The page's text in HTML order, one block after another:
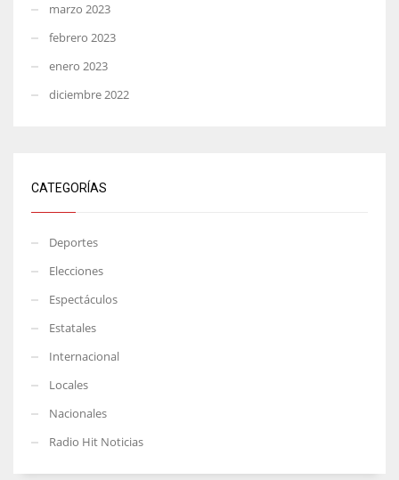
marzo 2023
febrero 2023
enero 2023
diciembre 2022
CATEGORÍAS
Deportes
Elecciones
Espectáculos
Estatales
Internacional
Locales
Nacionales
Radio Hit Noticias